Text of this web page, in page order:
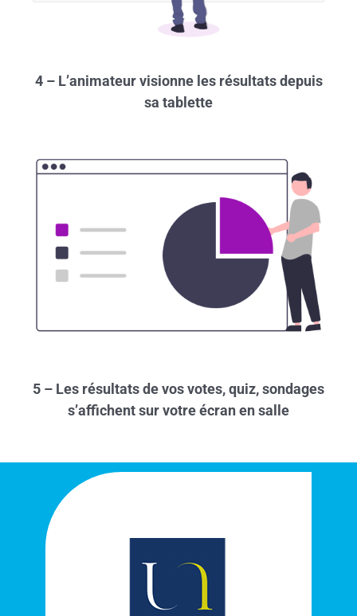
4 – L’animateur visionne les résultats depuis
sa tablette
5 – Les résultats de vos votes, quiz, sondages
s’affichent sur votre écran en salle